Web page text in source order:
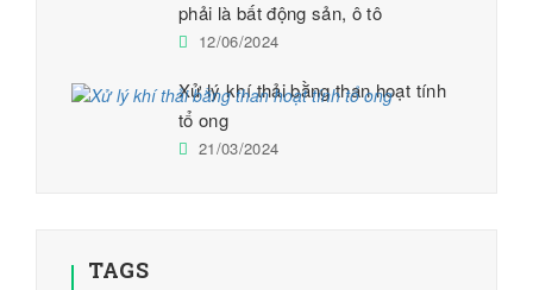
phải là bất động sản, ô tô
12/06/2024
Xử lý khí thải bằng than hoạt tính
tổ ong
21/03/2024
TAGS